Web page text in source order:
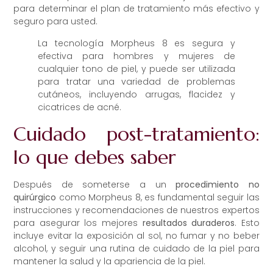
para determinar el plan de tratamiento más efectivo y
seguro para usted.
La tecnología Morpheus 8 es segura y
efectiva para hombres y mujeres de
cualquier tono de piel, y puede ser utilizada
para tratar una variedad de problemas
cutáneos, incluyendo arrugas, flacidez y
cicatrices de acné.
Cuidado post-tratamiento:
lo que debes saber
Después de someterse a unprocedimiento no
quirúrgico como Morpheus 8, es fundamental seguir las
instrucciones y recomendaciones de nuestros expertos
para asegurar los mejores resultados duraderos. Esto
incluye evitar la exposición al sol, no fumar y no beber
alcohol, y seguir una rutina de cuidado de la piel para
mantener la salud y la apariencia de la piel.